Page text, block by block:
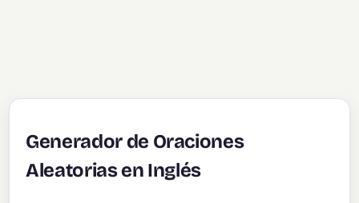
Generador de Oraciones
Aleatorias en Inglés